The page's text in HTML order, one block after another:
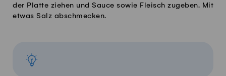
der Platte ziehen und Sauce sowie Fleisch zugeben. Mit
etwas Salz abschmecken.